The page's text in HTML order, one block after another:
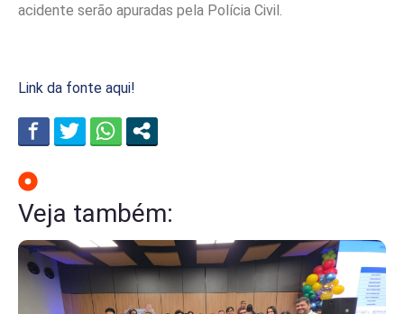
acidente serão apuradas pela Polícia Civil.
Link da fonte aqui!
Veja também: